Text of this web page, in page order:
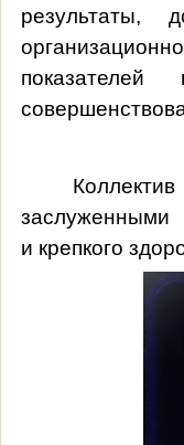
результаты,
заслуженными
и крепкого